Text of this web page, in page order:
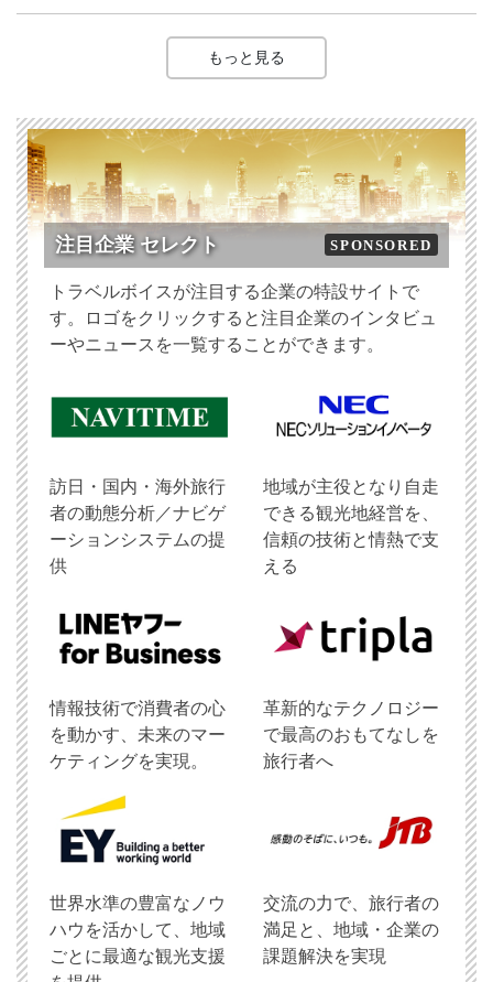
もっと見る
注目企業 セレクト SPONSORED
トラベルボイスが注目する企業の特設サイトで
す。ロゴをクリックすると注目企業のインタビュ
ーやニュースを一覧することができます。
訪日・国内・海外旅行
者の動態分析／ナビゲ
ーションシステムの提
供
地域が主役となり自走
できる観光地経営を、
信頼の技術と情熱で支
える
情報技術で消費者の心
を動かす、未来のマー
ケティングを実現。
革新的なテクノロジー
で最高のおもてなしを
旅行者へ
世界水準の豊富なノウ
ハウを活かして、地域
ごとに最適な観光支援
交流の力で、旅行者の
満足と、地域・企業の
課題解決を実現